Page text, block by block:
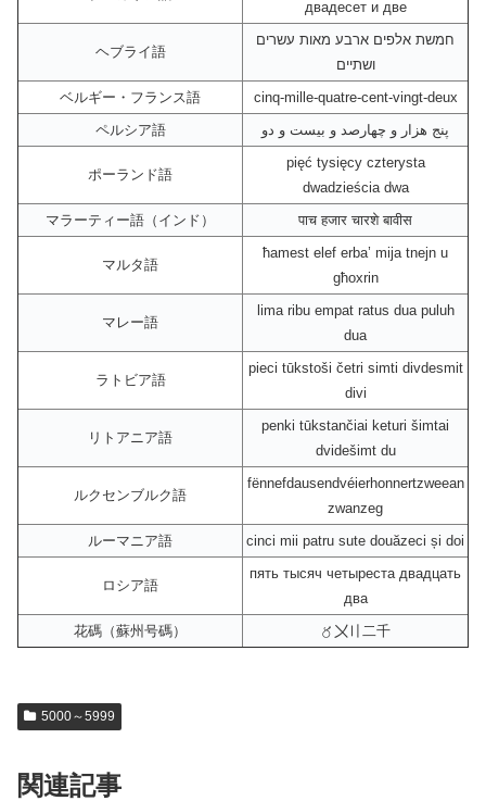
двадесет и две
ヘブライ語
חמשת אלפים ארבע מאות עשרים
ושתיים
ベルギー・フランス語
cinq-mille-quatre-cent-vingt-deux
ペルシア語
پنج هزار و چهارصد و بیست و دو
ポーランド語
pięć tysięcy czterysta
dwadzieścia dwa
マラーティー語（インド）
पाच हजार चारशे बावीस
マルタ語
ħamest elef erba’ mija tnejn u
għoxrin
マレー語
lima ribu empat ratus dua puluh
dua
ラトビア語
pieci tūkstoši četri simti divdesmit
divi
リトアニア語
penki tūkstančiai keturi šimtai
dvidešimt du
ルクセンブルク語
fënnefdausendvéierhonnertzweean
zwanzeg
ルーマニア語
cinci mii patru sute douăzeci și doi
ロシア語
пять тысяч четыреста двадцать
два
花碼（蘇州号碼）
〥〤〢二千
5000～5999
関連記事